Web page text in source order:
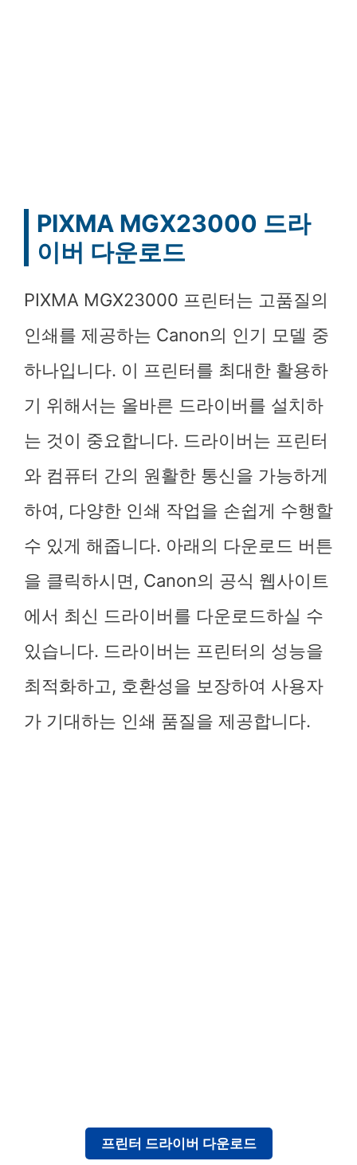
PIXMA MGX23000 드라
이버 다운로드
PIXMA MGX23000 프린터는 고품질의
인쇄를 제공하는 Canon의 인기 모델 중
하나입니다. 이 프린터를 최대한 활용하
기 위해서는 올바른 드라이버를 설치하
는 것이 중요합니다. 드라이버는 프린터
와 컴퓨터 간의 원활한 통신을 가능하게
하여, 다양한 인쇄 작업을 손쉽게 수행할
수 있게 해줍니다. 아래의 다운로드 버튼
을 클릭하시면, Canon의 공식 웹사이트
에서 최신 드라이버를 다운로드하실 수
있습니다. 드라이버는 프린터의 성능을
최적화하고, 호환성을 보장하여 사용자
가 기대하는 인쇄 품질을 제공합니다.
프린터 드라이버 다운로드